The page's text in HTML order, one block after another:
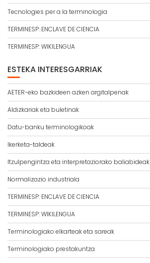
Tecnologies per a la terminologia
TERMINESP: ENCLAVE DE CIENCIA
TERMINESP: WIKILENGUA
ESTEKA INTERESGARRIAK
AETER-eko bazkideen azken argitalpenak
Aldizkariak eta buletinak
Datu-banku terminologikoak
Ikerketa-taldeak
Itzulpengintza eta interpretaziorako baliabideak
Normalizazio industriala
TERMINESP: ENCLAVE DE CIENCIA
TERMINESP: WIKILENGUA
Terminologiako elkarteak eta sareak
Terminologiako prestakuntza